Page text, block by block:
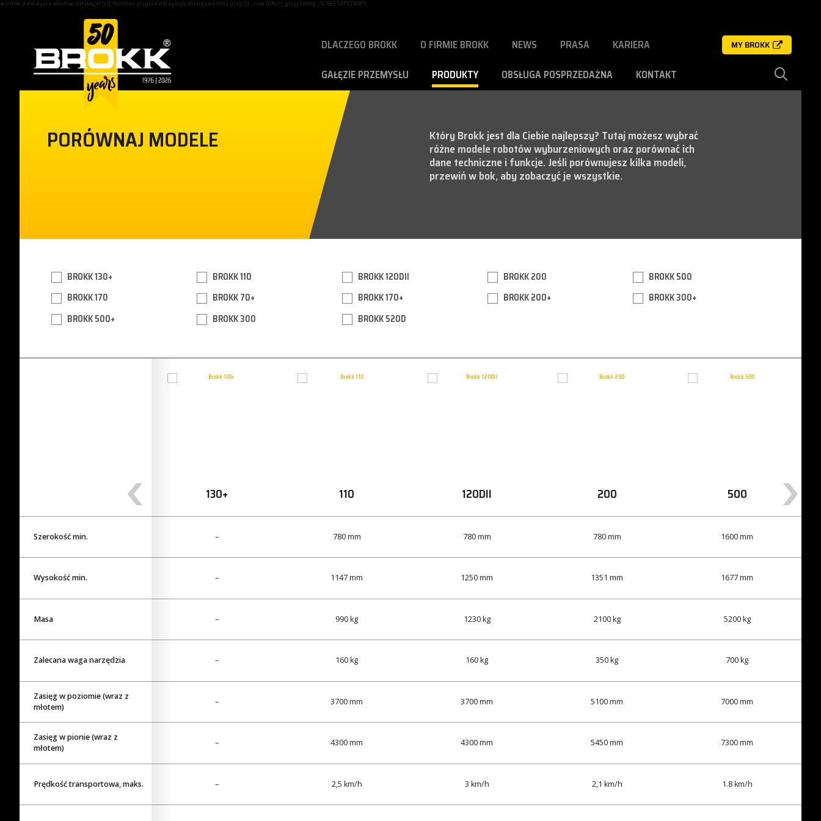
window.dataLayer = window.dataLayer || []; function gtag(){dataLayer.push(arguments);} gtag('js', new Date()); gtag('config', 'G-BE6T2PVZWW');
DLACZEGO BROKK O FIRMIE BROKK NEWS PRASA KARIERA MY BROKK
GAŁĘZIE PRZEMYSŁU PRODUKTY OBSŁUGA POSPRZEDAŻNA KONTAKT
PORÓWNAJ MODELE Który Brokk jest dla Ciebie najlepszy? Tutaj możesz wybrać
różne modele robotów wyburzeniowych oraz porównać ich
dane techniczne i funkcje. Jeśli porównujesz kilka modeli,
przewiń w bok, aby zobaczyć je wszystkie.
BROKK 130+ BROKK 110 BROKK 120DII BROKK 200
BROKK 500
BROKK 170
BROKK 70+ BROKK 170+ BROKK 200+
BROKK 300+
BROKK 500+
BROKK 300 BROKK 520D
Szerokość min.
Wysokość min.
Masa
Zalecana waga narzędzia
Zasięg w poziomie (wraz z
młotem)
Zasięg w pionie (wraz z
młotem)
Prędkość transportowa, maks.
1600 mm
1680 mm
700 kg
6700 mm
7300 mm
2.5 km/h
130+
–
–
–
–
–
–
–
110
780 mm
1147 mm
990 kg
160 kg
3700 mm
4300 mm
2,5 km/h
120DII
780 mm
1250 mm
1230 kg
160 kg
3700 mm
4300 mm
3 km/h
200
780 mm
1351 mm
2100 kg
350 kg
5100 mm
5450 mm
2,1 km/h
500
1600 mm
1677 mm
5200 kg
700 kg
7000 mm
7300 mm
1.8 km/h